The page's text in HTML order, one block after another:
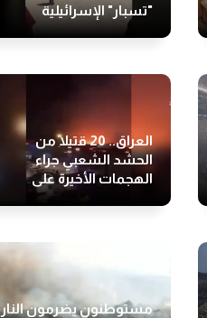
"تسبار" الإسرائيلية
العراق.. 20 قتيلا من
الحشد الشعبي جراء
الهجمات الأخيرة على
مستوطنون يضرمون النار